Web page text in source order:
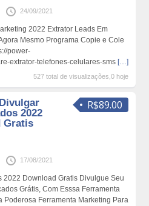
24/09/2021
2022 Extrator Leads Em
Mesmo Programa Copie e Cole
power-
extrator-telefones-celulares-sms […]
527 total de visualizações,0 hoje
R$89.00
2022
Gratis
17/08/2021
Download Gratis Divulgue Seu
Grátis, Com Esssa Ferramenta
Poderosa Ferramenta Marketing Para